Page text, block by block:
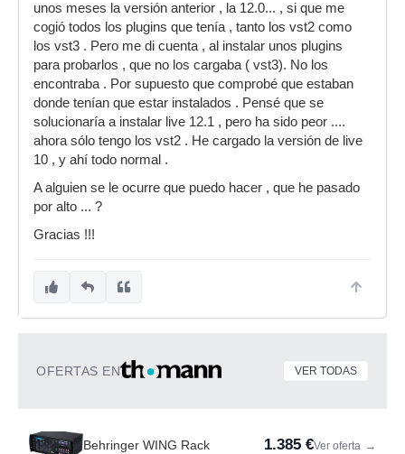
unos meses la versión anterior , la 12.0... , si que me
cogió todos los plugins que tenía , tanto los vst2 como
los vst3 . Pero me di cuenta , al instalar unos plugins
para probarlos , que no los cargaba ( vst3). No los
encontraba . Por supuesto que comprobé que estaban
donde tenían que estar instalados . Pensé que se
solucionaría a instalar live 12.1 , pero ha sido peor ....
ahora sólo tengo los vst2 . He cargado la versión de live
10 , y ahí todo normal .
A alguien se le ocurre que puedo hacer , que he pasado
por alto ... ?
Gracias !!!
OFERTAS EN VER TODAS
Behringer WING Rack 1.385 €Ver oferta →